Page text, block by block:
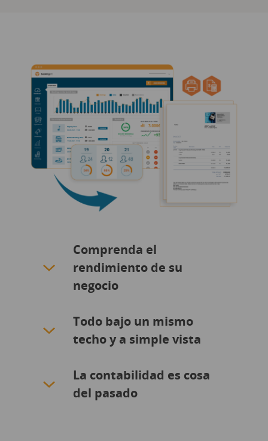
Comprenda el
rendimiento de su
negocio
Todo bajo un mismo
techo y a simple vista
La contabilidad es cosa
del pasado